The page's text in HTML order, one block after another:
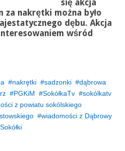
się akcja
za nakrętki można było
dębu. Akcja
wśród
nakrętki sadzonki
dąbrowa
PGKiM SokółkaTv
sokólkatv
z powiatu sokólskiego
wiadomości z Dąbrowy